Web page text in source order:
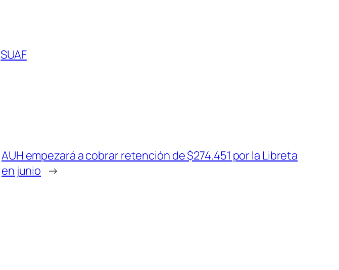
SUAF
AUH empezará a cobrar retención de $274.451 por la Libreta
en junio →